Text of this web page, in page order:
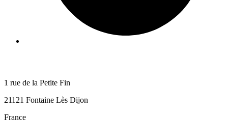
1 rue de la Petite Fin
21121 Fontaine Lès Dijon
France